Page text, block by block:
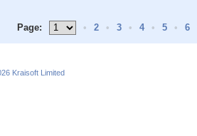
Page: • 2 • 3 • 4 • 5 • 6
Kraisoft Limited